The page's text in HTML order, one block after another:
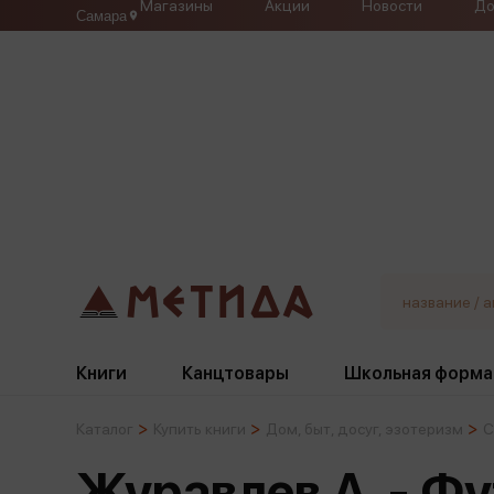
Самара
Магазины Акции Новости
Книги Канцтовары Школьная форма